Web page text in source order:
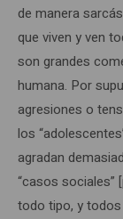
de manera
que viven y ven
son grandes
humana. Por
agresiones o
los
agradan
“casos sociales”
todo tipo, y todos